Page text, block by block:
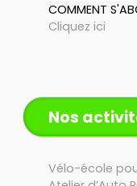
COMMENT
Cliquez ici
Nos
Vélo-école